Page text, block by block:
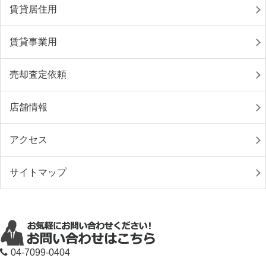
賃貸居住用
賃貸事業用
売却査定依頼
店舗情報
アクセス
サイトマップ
04-7099-0404